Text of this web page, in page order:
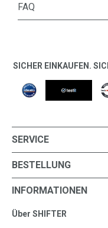
FAQ
SICHER EINKAUFEN.
SERVICE
BESTELLUNG
INFORMATIONEN
Über SHIFTER